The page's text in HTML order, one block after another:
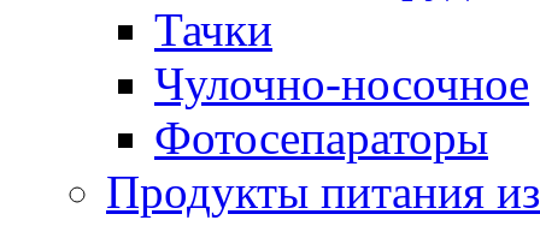
Тачки
Чулочно-носочное
Фотосепараторы
Продукты питания